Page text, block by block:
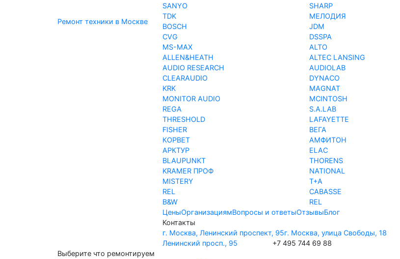
Ремонт техники в Москве
SANYO
SHARP
TDK
МЕЛОДИЯ
BOSCH
JDM
CVG
DSSPA
MS-MAX
ALTO
ALLEN&HEATH
ALTEC LANSING
AUDIO RESEARCH
AUDIOLAB
CLEARAUDIO
DYNACO
KRK
MAGNAT
MONITOR AUDIO
MCINTOSH
REGA
S.A.LAB
THRESHOLD
LAFAYETTE
FISHER
ВЕГА
КОРВЕТ
АМФИТОН
АРКТУР
ELAC
BLAUPUNKT
THORENS
KRAMER ПРОФ
NATIONAL
MISTERY
T+A
REL
CABASSE
B&W
REL
ЦеныОрганизациямВопросы и ответыОтзывыБлог
Контакты
г. Москва, Ленинский проспект, 95г. Москва, улица Свободы, 18
Ленинский просп., 95
+7 495 744 69 88
Выберите что ремонтируем